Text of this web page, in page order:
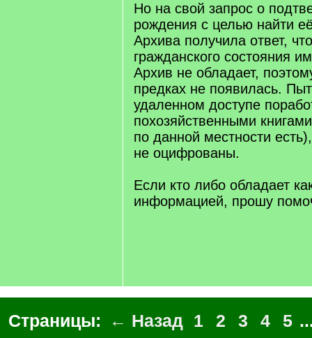
Но на свой запрос о
рождения с целью найти
Архива получила ответ,
гражданского состояния
Архив не обладает,
предках не появилась.
удаленном доступе
похозяйственными
по данной местности
не оцифрованы.
Если кто либо обладает
информацией, прошу
Страницы: ← Назад 1 2 3 4 5